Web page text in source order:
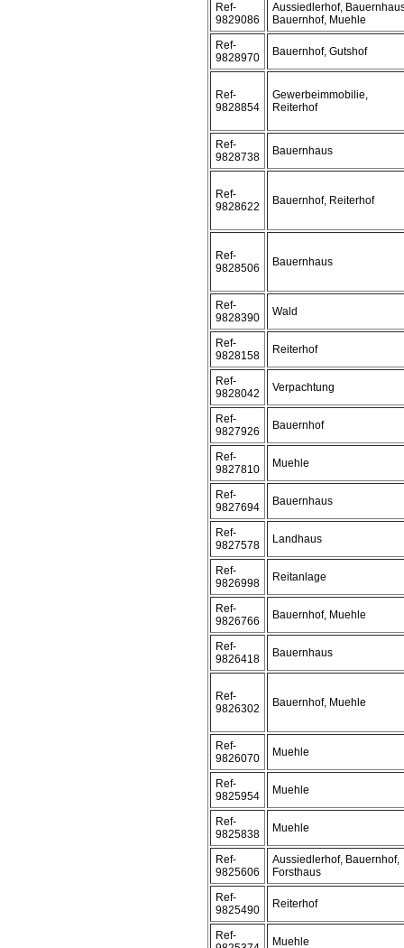
Ref-
9829086
Aussiedlerhof,
Bauernhof, Muehle
Ref-
9828970
Bauernhof, Gutshof
Ref-
9828854
Gewerbeimmobilie,
Reiterhof
Ref-
9828738
Bauernhaus
Ref-
9828622
Bauernhof, Reiterhof
Ref-
9828506
Bauernhaus
Ref-
9828390
Wald
Ref-
9828158
Reiterhof
Ref-
9828042
Verpachtung
Ref-
9827926
Bauernhof
Ref-
9827810
Muehle
Ref-
9827694
Bauernhaus
Ref-
9827578
Landhaus
Ref-
9826998
Reitanlage
Ref-
9826766
Bauernhof, Muehle
Ref-
9826418
Bauernhaus
Ref-
9826302
Bauernhof, Muehle
Ref-
9826070
Muehle
Ref-
9825954
Muehle
Ref-
9825838
Muehle
Ref-
9825606
Aussiedlerhof, Bauernhof,
Forsthaus
Ref-
9825490
Reiterhof
Ref-
Muehle